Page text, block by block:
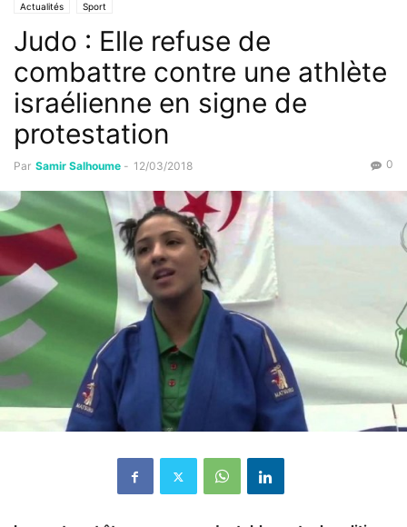
Actualités Sport
Judo : Elle refuse de
combattre contre une athlète
israélienne en signe de
protestation
Par Samir Salhoume - 12/03/2018 0